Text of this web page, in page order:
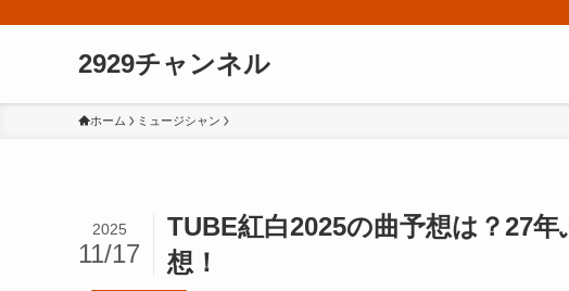
2929チャンネル
ホーム ミュージシャン
TUBE紅白2025の曲予想は？27
想！
2025
11/17